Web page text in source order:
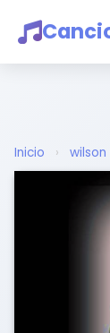
Inicio › wilson